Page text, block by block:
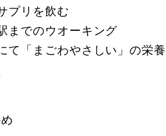
プリを飲む
までのウオーキング
て「まごわやさしい」の栄